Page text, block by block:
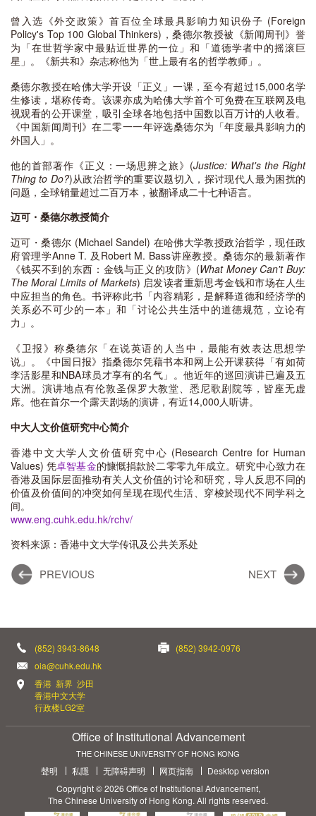
曾入选《外交政策》首百位全球最具影响力知识份子 (Foreign
Policy's Top 100 Global Thinkers)，桑德尔教授被《新闻周刊》誉
为「在世哲学家中最贴近世界的一位」和「道德学者中的摇滚巨
星」。《新共和》杂志称他为「世上最有名的哲学教师」。
桑德尔教授在哈佛大学开设「正义」一课，至今有超过15,000名学
生修读，堪称传奇。该课亦成为哈佛大学首个可免费在互联网及电
视观看的公开课堂，吸引全球各地包括中国数以百万计的人收看。
《中国新闻周刊》在二零一一年评选桑德尔为「年度最具影响力的
外国人」。
他的首部著作《正义：一场思辨之旅》(Justice: What's the Right
Thing to Do?)从政治哲学的重要议题切入，探讨现代人最为困扰的
问题，全球销量超过二百万本，被翻译成二十七种语言。
迈可・桑德尔教授简介
迈可・桑德尔 (Michael Sandel) 在哈佛大学教授政治哲学，现任政
府管理学Anne T. 及Robert M. Bass讲座教授。桑德尔的最新著作
《钱买不到的东西：金钱与正义的攻防》(What Money Can't Buy:
The Moral Limits of Markets) 启发读者重新思考金钱和市场在人生
中应担当的角色。书评称此书「内容精彩，是解释道德和经济学的
关系必不可少的一本」和「讨论公共生活中的道德规范，立论有
力」。
《卫报》称桑德尔「在说英语的人当中，最能有效表达思想学
说」。《中国日报》指桑德尔凭藉书本和网上公开课获得「有如荷
李活影星和NBA球员才享有的名气」。他近年的巡回演讲已遍及五
大洲。演讲地点有伦敦圣保罗大教堂、悉尼歌剧院等，皆座无虚
席。他在首尔一个露天剧场的演讲，有近14,000人听讲。
中大人文价值研究中心简介
香港中文大学人文价值研究中心 (Research Centre for Human
Values) 凭卓智基金的慷慨捐款於二零零九年成立。研究中心致力在
香港及国际层面推动有关人文价值的讨论和研究，导人反思不同的
价值及价值间的冲突如何呈现在现代生活、穿梭於现代不同学科之
间。
www.eng.cuhk.edu.hk/rchv/
资料来源：香港中文大学传讯及公共关系处
PREVIOUS NEXT
(852) 3943-8648
(852) 3942-0976
oia@cuhk.edu.hk
香港 新界 沙田
香港中文大学
行政楼LG2室
Office of Institutional Advancement
THE CHINESE UNIVERSITY OF HONG KONG
聲明 私隱 无障碍声明 网页指南
Desktop version
Copyright © 2026 Office of Institutional Advancement,
The Chinese University of Hong Kong. All rights reserved.